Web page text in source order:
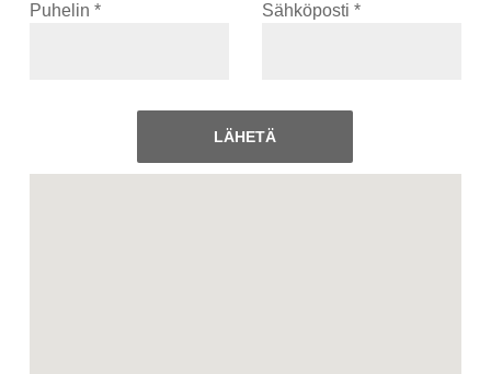
Puhelin * Sähköposti *